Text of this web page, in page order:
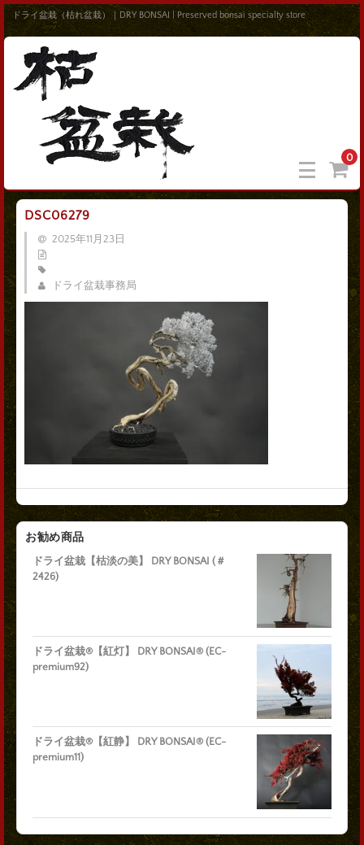
ドライ盆栽（枯れ盆栽）｜DRY BONSAI | Preserved bonsai specialty store
0
DSC06279
2025年11月23日
ドライ盆栽事務局
お勧め商品
ドライ盆栽【枯淡の美】 DRY BONSAI (＃
2426)
ドライ盆栽®【紅灯】 DRY BONSAI® (EC-
premium92)
ドライ盆栽®【紅静】 DRY BONSAI® (EC-
premium11)